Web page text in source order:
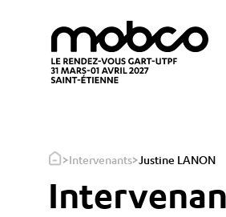
>Intervenants>Justine LANON